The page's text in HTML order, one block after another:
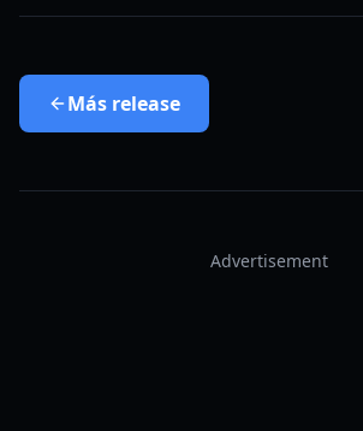
Más release
Advertisement